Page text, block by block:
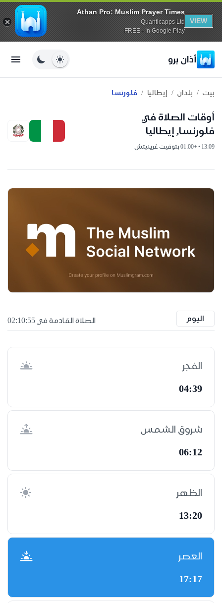
Athan Pro: Muslim Prayer Times
Quanticapps Ltd
FREE - In Google Play
VIEW
أذان برو
بيت / بلدان / إيطاليا / فلورنسا
أوقات الصلاة في
فلورنسا, إيطاليا
13:09 • +01:00 بتوقيت غرينيتش
اليوم الصلاة القادمة في 02:10:55
الفجر
04:39
شروق الشمس
06:12
الظهر
13:20
العصر
17:17